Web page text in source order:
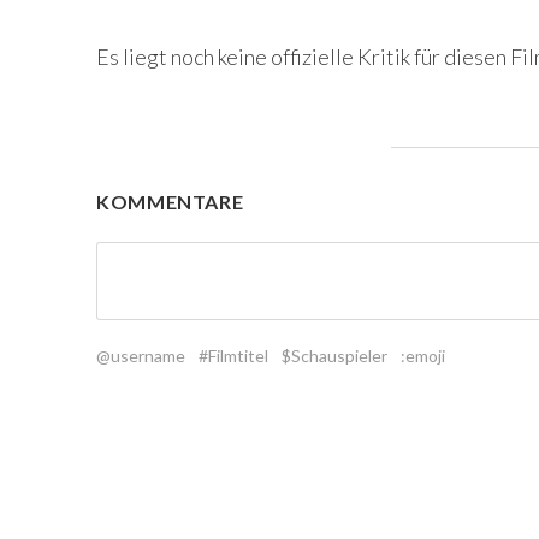
Es liegt noch keine offizielle Kritik für diesen
KOMMENTARE
@username #Filmtitel $Schauspieler :emoji